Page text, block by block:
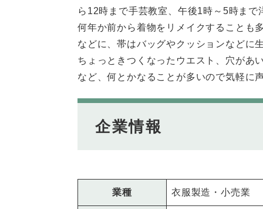
ら12時まで手芸教室、午後1時～5時まで
何年か前から着物をリメイクすることも
などに、帯はバッグやクッションなどに
ちょっときつくなったウエスト、穴があ
など、何とかなることが多いので気軽に
企業情報
業種 衣服製造・小売業